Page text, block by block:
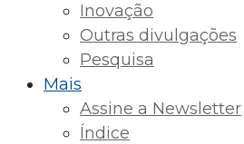
Inovação
Outras divulgações
Pesquisa
Mais
Assine a Newsletter
Índice